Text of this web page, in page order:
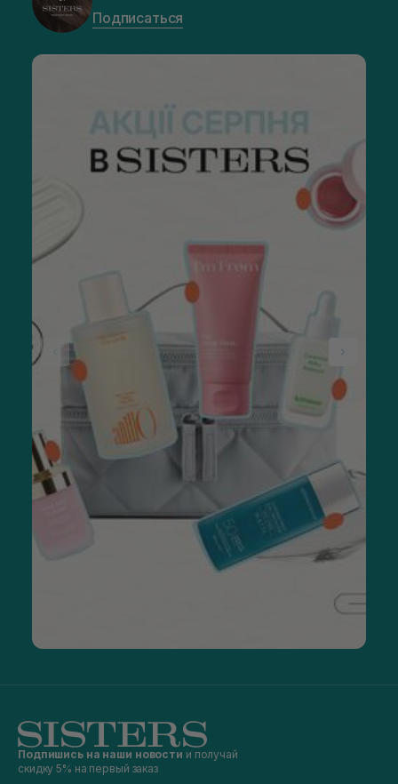
Подписаться
Подпишись на наши новости и получай
скидку 5% на первый заказ